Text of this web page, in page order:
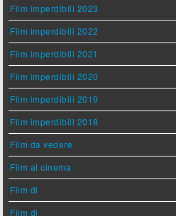
Film imperdibili 2023
Film imperdibili 2022
Film imperdibili 2021
Film imperdibili 2020
Film imperdibili 2019
Film imperdibili 2018
Film da vedere
Film al cinema
Film di
Film di